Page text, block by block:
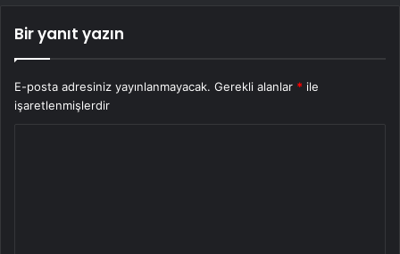
Bir yanıt yazın
E-posta adresiniz yayınlanmayacak. Gerekli alanlar * ile
işaretlenmişlerdir